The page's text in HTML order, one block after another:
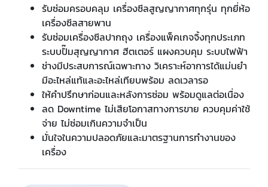
รับซ่อมครอบคลุม เครื่องซีลสูญญากาศทุกรุ่น ทุกยี่ห้อ
เครื่องซีลสายพาน
รับซ่อมเครื่องซีลปากถุง เครื่องแพ็คเกจจิ้งทุกประเภท
ระบบปั๊มสุญญากาศ ฮีตเตอร์ แผงควบคุม ระบบไฟฟ้า
ช่างมีประสบการณ์เฉพาะทาง วิเคราะห์อาการได้แม่นยำ
มีอะไหล่แท้และอะไหล่เทียบพร้อม ลดเวลารอ
ให้คำปรึกษาก่อนและหลังการซ่อม พร้อมดูแลต่อเนื่อง
ลด Downtime ไม่เสียโอกาสทางการขาย ควบคุมค่าใช้
จ่าย ไม่ซ่อมเกินความจำเป็น
มั่นใจในความปลอดภัยและมาตรฐานการทำงานของ
เครื่อง